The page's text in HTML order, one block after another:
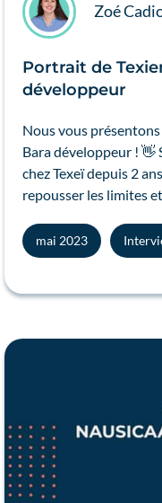
Zoé
Portrait de
développeur
Nous vous
Bara développeur ! 👋
chez Texeï depuis 2
repousser les limites
mai 2023